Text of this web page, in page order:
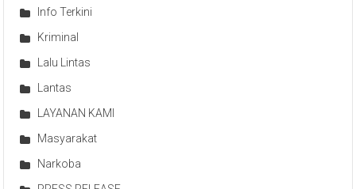
Info Terkini
Kriminal
Lalu Lintas
Lantas
LAYANAN KAMI
Masyarakat
Narkoba